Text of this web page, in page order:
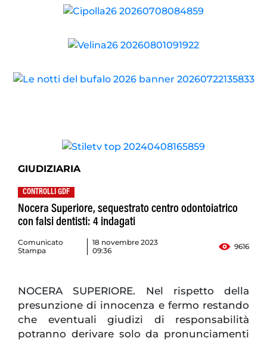
GIUDIZIARIA
CONTROLLI GDF
Nocera Superiore, sequestrato centro odontoiatrico
con falsi dentisti: 4 indagati
Comunicato
Stampa
18 novembre 2023
09:36
9616
NOCERA SUPERIORE. Nel rispetto della
presunzione di innocenza e fermo restando
che eventuali giudizi di responsabilità
potranno derivare solo da pronunciamenti